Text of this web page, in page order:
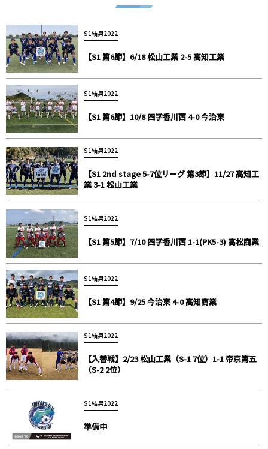
S1結果2022
【S1 第6節】6/18 松山工業 2-5 高知工業
S1結果2022
【S1 第6節】10/8 四学香川西 4-0 今治東
S1結果2022
【S1 2nd stage 5-7位リーグ 第3節】11/27 高知工
業 3-1 松山工業
S1結果2022
【S1 第5節】7/10 四学香川西 1-1(PK5-3) 高松商業
S1結果2022
【S1 第4節】9/25 今治東 4-0 高知商業
S1結果2022
【入替戦】2/23 松山工業（S-1 7位）1-1 帝京第五
（S-2 2位）
S1結果2022
準備中